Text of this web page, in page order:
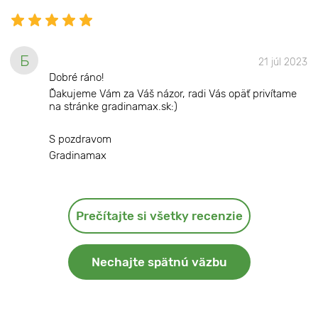
Б 21 júl 2023
Dobré ráno!
Ďakujeme Vám za Váš názor, radi Vás opäť privítame
na stránke gradinamax.sk:)
S pozdravom
Gradinamax
Prečítajte si všetky recenzie
Nechajte spätnú väzbu